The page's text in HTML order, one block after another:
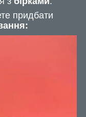
придбати